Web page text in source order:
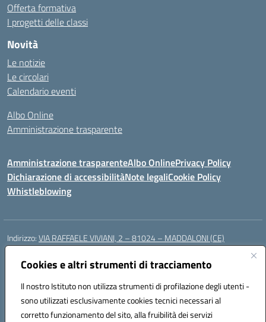
Cookies e altri strumenti di tracciamento
Il nostro Istituto non utilizza strumenti di profilazione degli utenti -
sono utilizzati esclusivamente cookies tecnici necessari al
corretto funzionamento del sito, alla fruibilità dei servizi
Offerta formativa
I progetti delle classi
Novità
Le notizie
Le circolari
Calendario eventi
Albo Online
Amministrazione trasparente
Amministrazione trasparenteAlbo OnlinePrivacy Policy
Dichiarazione di accessibilitàNote legaliCookie Policy
Whistleblowing
Indirizzo:VIA RAFFAELE VIVIANI, 2 – 81024 – MADDALONI (CE)
Centralino:
Posta elettronica certificata (PEC):ceic8av00r@pec.istruzione.it
Codice fiscale: 93086020612
Codice meccanografico:CEIC8AV00R
Codice Indice delle Pubbliche Amministrazioni (IPA): icamm